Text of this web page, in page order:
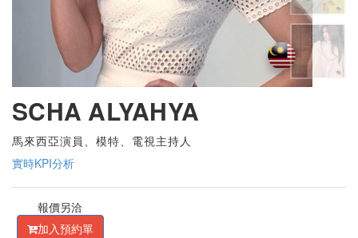
SCHA ALYAHYA
馬來西亞演員、模特、電視主持人
實時KPI分析
報價另洽
加入預約單